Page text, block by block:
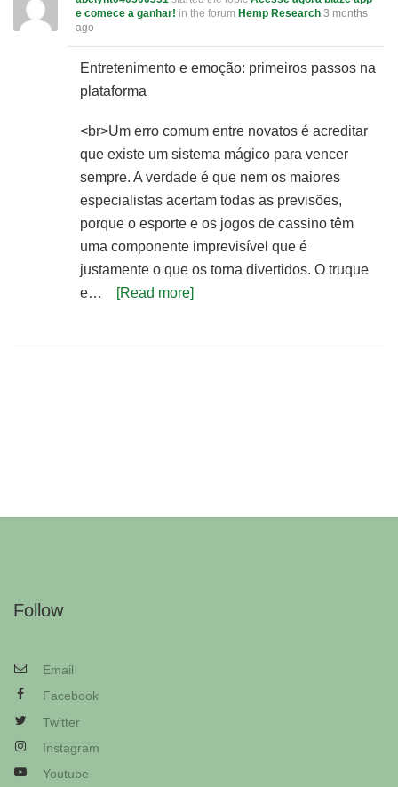
e comece a ganhar! in the forum Hemp Research 3 months
ago
Entretenimento e emoção: primeiros passos na
plataforma
<br>Um erro comum entre novatos é acreditar
que existe um sistema mágico para vencer
sempre. A verdade é que nem os maiores
especialistas acertam todas as previsões,
porque o esporte e os jogos de cassino têm
uma componente imprevisível que é
justamente o que os torna divertidos. O truque
e…
[Read more]
Follow
Email
Facebook
Twitter
Instagram
Youtube